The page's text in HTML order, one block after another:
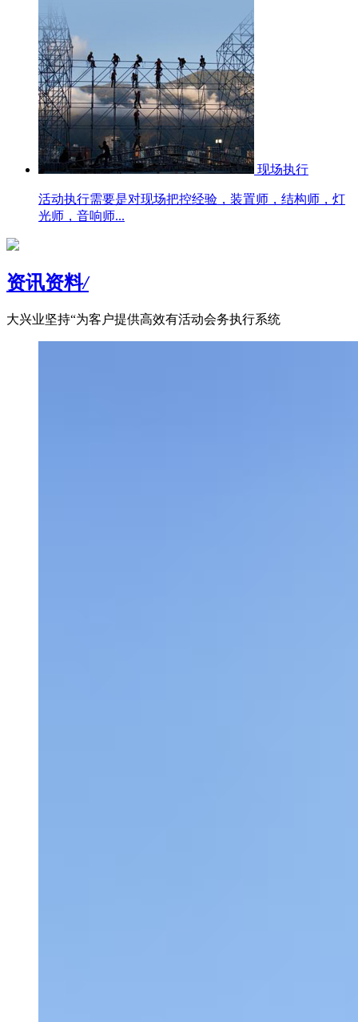
现场执行
活动执行需要是对现场把控经验，装置师，结构师，灯
光师，音响师...
资讯资料/
大兴业坚持“为客户提供高效有活动会务执行系统